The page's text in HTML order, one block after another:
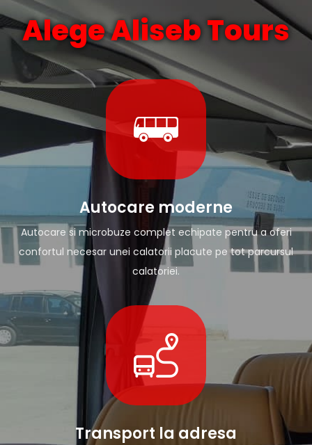
Alege Aliseb Tours
Autocare moderne
Autocare si microbuze complet echipate pentru a oferi
confortul necesar unei calatorii placute pe tot parcursul
calatoriei.
Transport la adresa